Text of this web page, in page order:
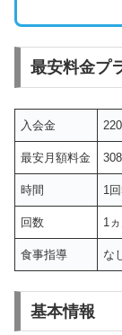
最安料金プ
入会金
最安月額料金
時間 1
回数 1
食事指導 な
基本情報